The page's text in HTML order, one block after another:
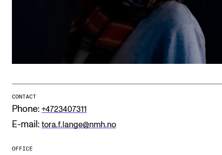
Collaboration
Networks
IN.TUNE
CONTACT
Phone: +4723407311
E-mail: tora.f.lange@nmh.no
OFFICE